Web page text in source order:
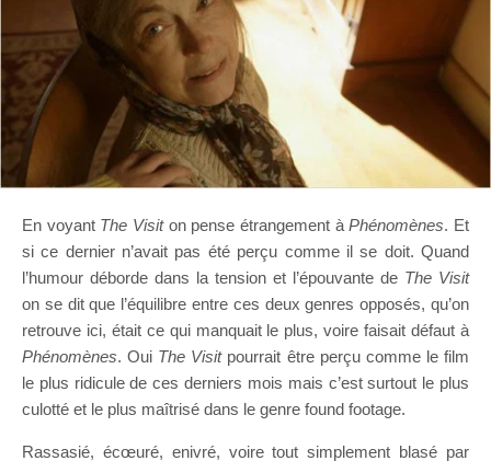
En voyant The Visiton pense étrangement àPhénomènes. Et
si ce dernier n’avait pas été perçu comme il se doit. Quand
l’humour déborde dans la tension et l’épouvante de The Visit
on se dit que l’équilibre entre ces deux genres opposés, qu’on
retrouve ici, était ce qui manquait le plus, voire faisait défaut à
Phénomènes. Oui The Visit pourrait être perçu comme le film
le plus ridicule de ces derniers mois mais c’est surtout le plus
culotté et le plus maîtrisé dans le genre found footage.
Rassasié, écœuré, enivré, voire tout simplement blasé par